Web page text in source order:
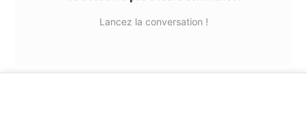
Lancez la conversation !